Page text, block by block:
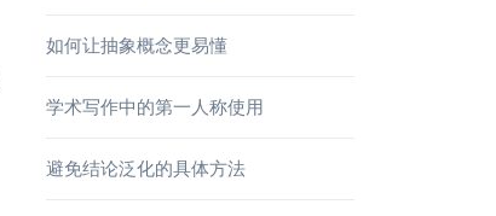
如何让抽象概念更易懂
学术写作中的第一人称使用
避免结论泛化的具体方法